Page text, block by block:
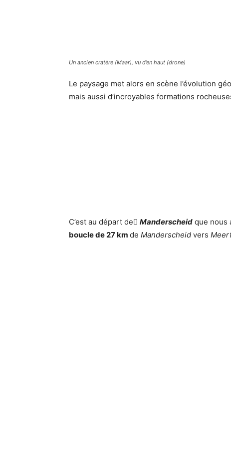
Un ancien cratère (Maar), vu d’en haut (drone)
Le paysage met alors en scène l’évolution
mais aussi d’incroyables formations
C’est au départ de Manderscheid que nous
boucle de 27 km de Manderscheid vers